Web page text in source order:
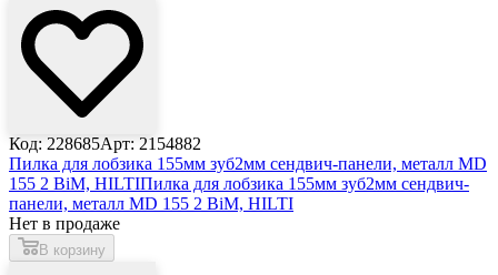
Код: 228685Арт: 2154882
Пилка для лобзика 155мм зуб2мм сендвич-панели, металл MD
155 2 BiM, HILTIПилка для лобзика 155мм зуб2мм сендвич-
панели, металл MD 155 2 BiM, HILTI
Нет в продаже
В корзину